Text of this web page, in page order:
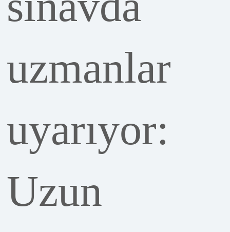
uzmanlar
uyarıyor:
Uzun
sorularda